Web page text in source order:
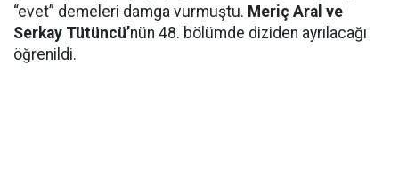
“evet” demeleri damga vurmuştu. Meriç Aral ve
Serkay Tütüncü’nün 48. bölümde diziden ayrılacağı
öğrenildi.